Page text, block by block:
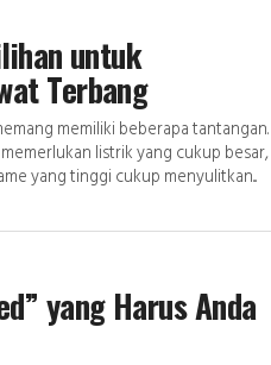
untuk
Terbang
memiliki beberapa tantangan.
listrik yang cukup besar,
yang tinggi cukup menyulitkan...
yang Harus Anda